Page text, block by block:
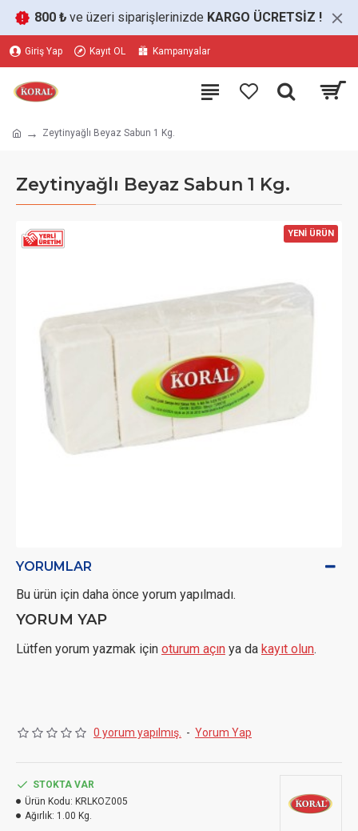
800 ₺ve üzeri siparişlerinizde KARGO ÜCRETSİZ !
Giriş Yap Kayıt OL Kampanyalar
Zeytinyağlı Beyaz Sabun 1 Kg.
Zeytinyağlı Beyaz Sabun 1 Kg.
YENİ ÜRÜN
YORUMLAR
Bu ürün için daha önce yorum yapılmadı.
YORUM YAP
Lütfen yorum yazmak için oturum açın ya da kayıt olun.
0 yorum yapılmış. - Yorum Yap
STOKTA VAR
Ürün Kodu: KRLKOZ005
Ağırlık: 1.00 Kg.